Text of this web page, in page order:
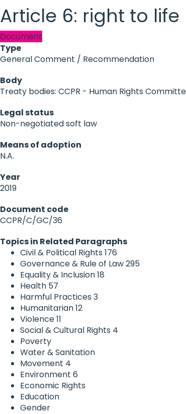
Article 6: right to life
Document
Type
General Comment / Recommendation
Body
Treaty bodies: CCPR - Human Rights
Legal status
Non-negotiated soft law
Means of adoption
N.A.
Year
2019
Document code
CCPR/C/GC/36
Topics in Related Paragraphs
Civil & Political Rights 176
Governance & Rule of Law295
Equality & Inclusion18
Health 57
Harmful Practices 3
Humanitarian12
Violence11
Social & Cultural Rights 4
Poverty
Water & Sanitation
Movement 4
Environment 6
Economic Rights
Education
Gender